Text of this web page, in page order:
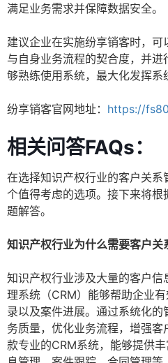
满足业务需求并保障数据安全。
建议企业在实施纷享销客时，
与自身业务流程的契合度，并
够熟练使用系统，最大化发挥系
纷享销客官网地址： https://
相关问答FAQs：
在选择知识产权行业的客户关
个值得考虑的选项。接下来将根
题解答。
知识产权行业为什么需要客户关
知识产权行业涉及大量的客户
理系统（CRM）能够帮助企业
录以及案件进展。通过系统化
务质量，优化业务流程，增强
款专业的CRM系统，能够提供